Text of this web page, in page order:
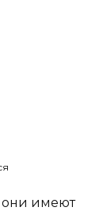
они имеют